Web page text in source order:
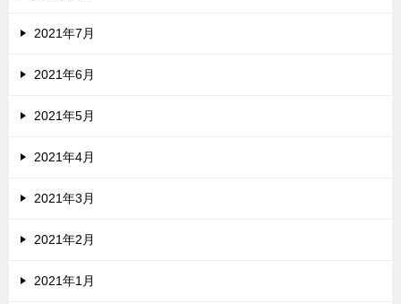
2021年7月
2021年6月
2021年5月
2021年4月
2021年3月
2021年2月
2021年1月